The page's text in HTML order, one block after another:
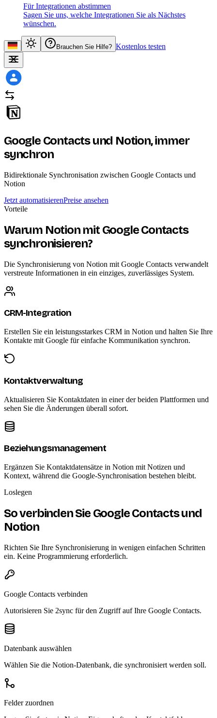
Für Integrationen abstimmen
Sagen Sie uns, welche Integrationen Sie als Nächstes
wünschen.
Brauchen Sie Hilfe? Kostenlos testen
Google Contacts und Notion,immer
synchron
Bidirektionale Synchronisation zwischen Google Contacts und
Notion
Jetzt automatisierenPreise ansehen
Vorteile
Warum Notion mit Google Contacts
synchronisieren?
Die Synchronisierung von Notion mit Google Contacts verwandelt
verstreute Informationen in ein einziges, zuverlässiges System.
CRM-Integration
Erstellen Sie ein leistungsstarkes CRM in Notion und halten Sie Ihre
Kontakte mit Google für einfache Kommunikation synchron.
Kontaktverwaltung
Aktualisieren Sie Kontaktdaten in einer der beiden Plattformen und
sehen Sie die Änderungen überall sofort.
Beziehungsmanagement
Ergänzen Sie Kontaktdatensätze in Notion mit Notizen und
Kontext, während die Google-Synchronisation bestehen bleibt.
Loslegen
So verbinden Sie Google Contacts und
Notion
Richten Sie Ihre Synchronisierung in wenigen einfachen Schritten
ein. Keine Programmierung erforderlich.
Google Contacts verbinden
Autorisieren Sie 2sync für den Zugriff auf Ihre Google Contacts.
Datenbank auswählen
Wählen Sie die Notion-Datenbank, die synchronisiert werden soll.
Felder zuordnen